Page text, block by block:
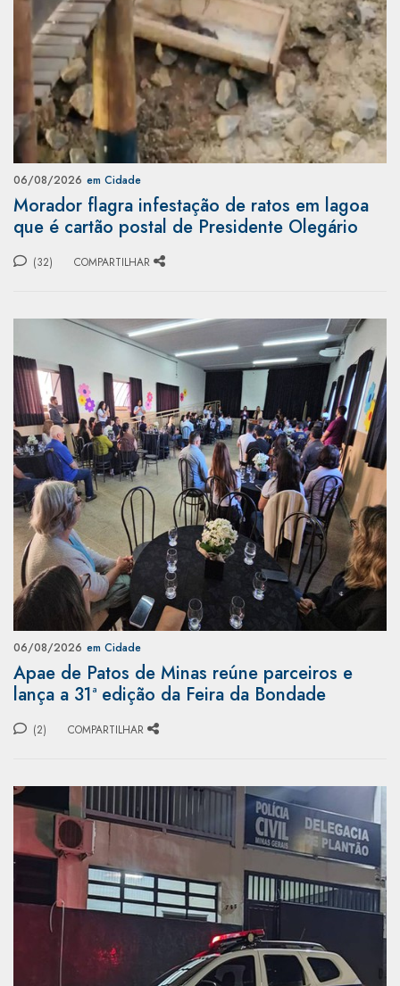
06/08/2026 em Cidade
Morador flagra infestação de ratos em lagoa
que é cartão postal de Presidente Olegário
(32) COMPARTILHAR
06/08/2026 em Cidade
Apae de Patos de Minas reúne parceiros e
lança a 31ª edição da Feira da Bondade
(2) COMPARTILHAR